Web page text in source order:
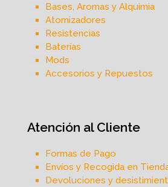
Bases, Aromas y Alquimia
Atomizadores
Resistencias
Baterías
Mods
Accesorios y Repuestos
Atención al Cliente
Formas de Pago
Envíos y Recogida en
Devoluciones y